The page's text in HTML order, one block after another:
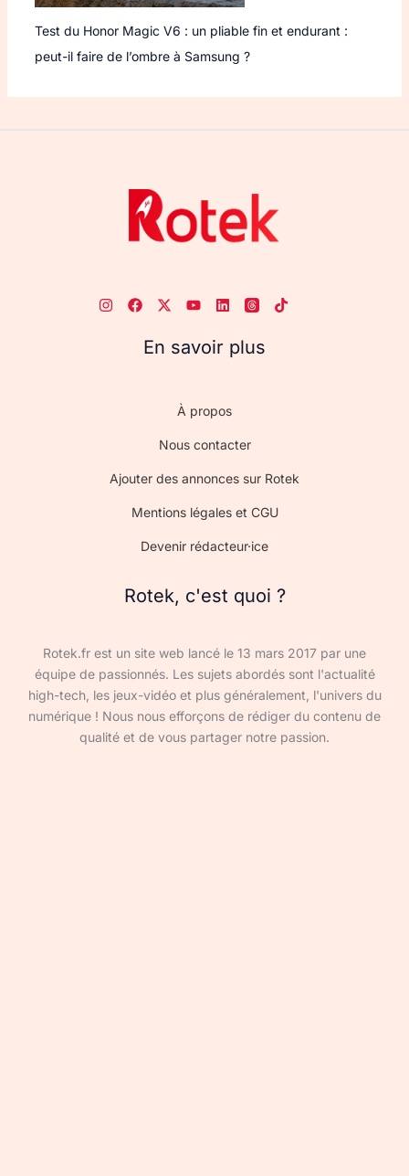
Test du Honor Magic V6 : un pliable fin et endurant :
peut-il faire de l’ombre à Samsung ?
En savoir plus
À propos
Nous contacter
Ajouter des annonces sur Rotek
Mentions légales et CGU
Devenir rédacteur·ice
Rotek, c'est quoi ?
Rotek.fr est un site web lancé le 13 mars 2017 par une
équipe de passionnés. Les sujets abordés sont l'actualité
high-tech, les jeux-vidéo et plus généralement, l'univers du
numérique ! Nous nous efforçons de rédiger du contenu de
qualité et de vous partager notre passion.